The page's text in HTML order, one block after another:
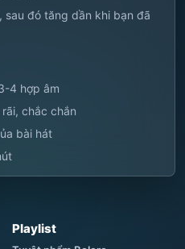
sau đó tăng dần khi bạn đã
4 hợp âm
chắc chắn
bài hát
Playlist